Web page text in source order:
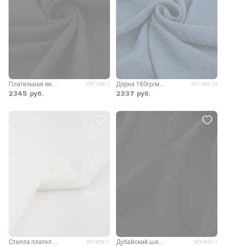
ПЛ-796-1
2345 руб.
КЛ-180-13
2337 руб.
КЛ-404-7 КЛ-405-1